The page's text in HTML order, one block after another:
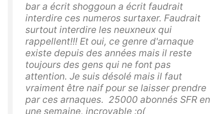
bar a écrit shoggoun a écrit faudrait
interdire ces numeros surtaxer. Faudrait
surtout interdire les neuxneux qui
rappellent!!! Et oui, ce genre d'arnaque
existe depuis des années mais il reste
toujours des gens qui ne font pas
attention. Je suis désolé mais il faut
vraiment être naif pour se laisser prendre
par ces arnaques. 25000 abonnés SFR en
une semaine, incroyable :o(